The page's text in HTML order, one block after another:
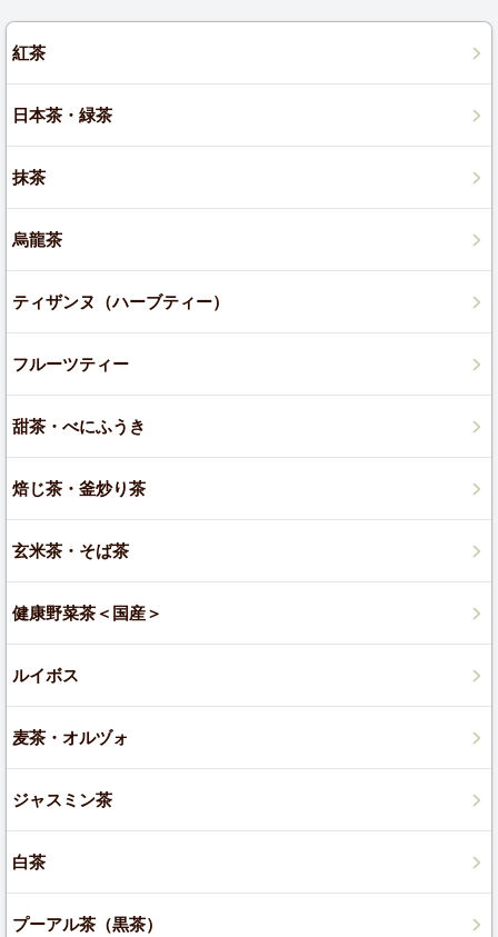
紅茶
日本茶・緑茶
抹茶
烏龍茶
ティザンヌ（ハーブティー）
フルーツティー
甜茶・べにふうき
焙じ茶・釜炒り茶
玄米茶・そば茶
健康野菜茶＜国産＞
ルイボス
麦茶・オルヅォ
ジャスミン茶
白茶
プーアル茶（黒茶）